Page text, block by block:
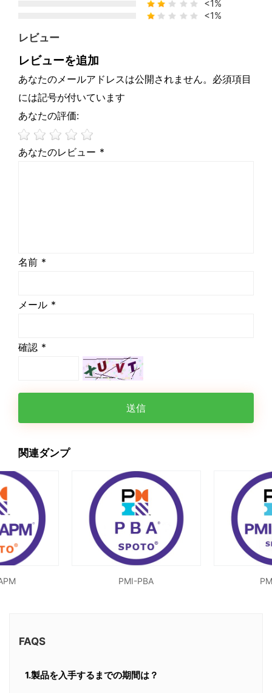
<1%
<1%
レビュー
レビューを追加
あなたのメールアドレスは公開されません。必須項目
には記号が付いています
あなたの評価:
あなたのレビュー *
名前 *
メール *
確認 *
送信
関連ダンプ
PMI-PBA
FAQS
1.製品を入手するまでの期間は？